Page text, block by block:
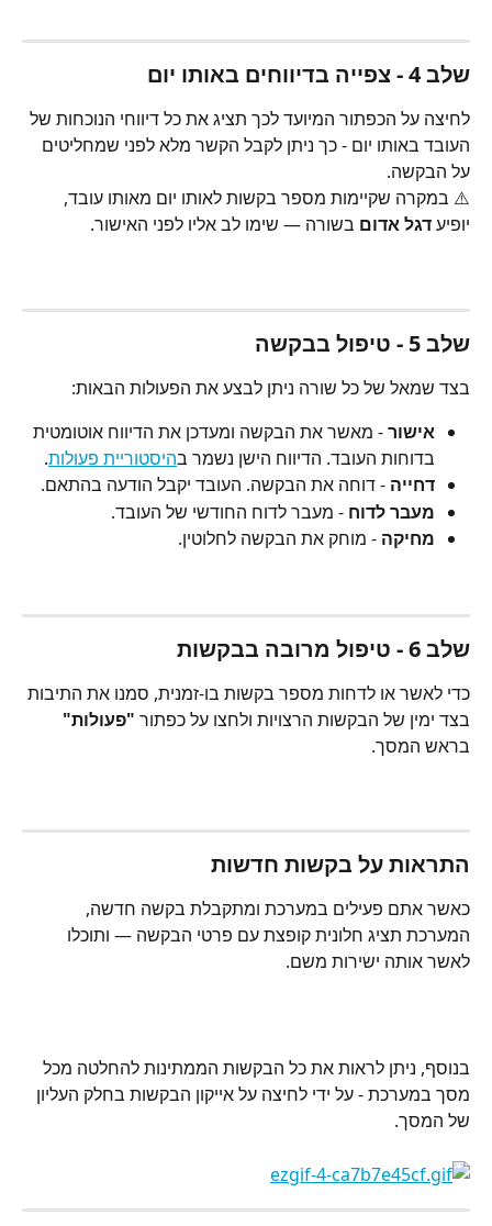
שלב 4 - צפייה בדיווחים באותו יום
לחיצה על הכפתור המיועד לכך תציג את כל דיווחי הנוכחות של
העובד באותו יום - כך ניתן לקבל הקשר מלא לפני שמחליטים
על הבקשה.
⚠️ במקרה שקיימות מספר בקשות לאותו יום מאותו עובד,
יופיע דגל אדום בשורה — שימו לב אליו לפני האישור.
שלב 5 - טיפול בבקשה
בצד שמאל של כל שורה ניתן לבצע את הפעולות הבאות:
אישור - מאשר את הבקשה ומעדכן את הדיווח אוטומטית
בדוחות העובד. הדיווח הישן נשמר בהיסטוריית פעולות.
דחייה - דוחה את הבקשה. העובד יקבל הודעה בהתאם.
מעבר לדוח - מעבר לדוח החודשי של העובד.
מחיקה - מוחק את הבקשה לחלוטין.
שלב 6 - טיפול מרובה בבקשות
כדי לאשר או לדחות מספר בקשות בו-זמנית, סמנו את התיבות
בצד ימין של הבקשות הרצויות ולחצו על כפתור "פעולות"
בראש המסך.
התראות על בקשות חדשות
כאשר אתם פעילים במערכת ומתקבלת בקשה חדשה,
המערכת תציג חלונית קופצת עם פרטי הבקשה — ותוכלו
לאשר אותה ישירות משם.
בנוסף, ניתן לראות את כל הבקשות הממתינות להחלטה מכל
מסך במערכת - על ידי לחיצה על אייקון הבקשות בחלק העליון
של המסך.